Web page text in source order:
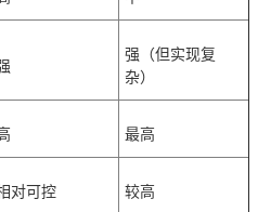
强（但实现复
杂）
最高
对可控 较高